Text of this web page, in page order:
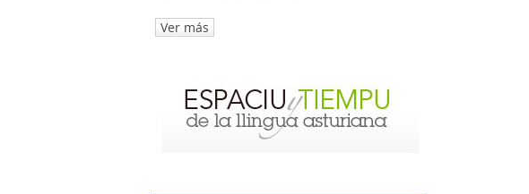
Ver más